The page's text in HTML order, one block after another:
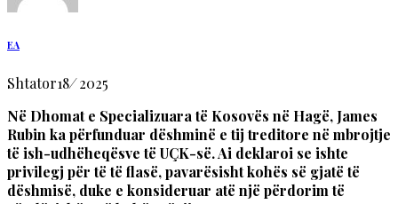
EA
Shtator18/2025
Në Dhomat e Specializuara të Kosovës në Hagë, James
Rubin ka përfunduar dëshminë e tij treditore në mbrojtje
të ish-udhëheqësve të UÇK-së. Ai deklaroi se ishte
privilegj për të të flasë, pavarësisht kohës së gjatë të
dëshmisë, duke e konsideruar atë një përdorim të